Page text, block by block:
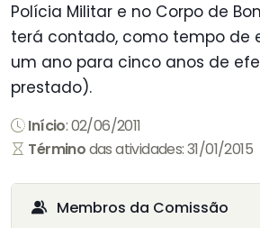
Polícia Militar e no Corpo de
terá contado, como tempo de
um ano para cinco anos de
prestado).
Início: 02/06/2011
Términodas atividades: 31/01/2015
Membros da Comissão